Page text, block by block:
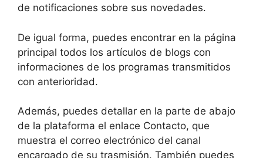
de notificaciones sobre sus novedades.
De igual forma, puedes encontrar en la página
principal todos los artículos de blogs con
informaciones de los programas transmitidos
con anterioridad.
Además, puedes detallar en la parte de abajo
de la plataforma el enlace Contacto, que
muestra el correo electrónico del canal
encargado de su trasmisión. También puedes